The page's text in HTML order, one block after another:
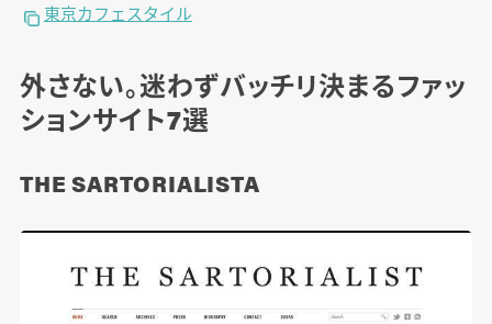
東京カフェスタイル
外さない。迷わずバッチリ決まるファッ
ションサイト7選
THE SARTORIALISTA